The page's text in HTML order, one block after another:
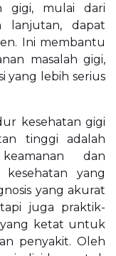
gigi, mulai dari
lanjutan, dapat
Ini membantu
masalah gigi,
yang lebih serius
kesehatan gigi
tinggi adalah
dan
kesehatan yang
yang akurat
juga praktik-
yang ketat untuk
penyakit. Oleh